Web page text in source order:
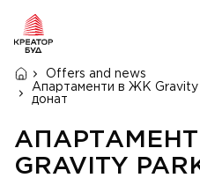
Offers and news
Апартаменти в ЖК Gravity
донат
GRAVITY